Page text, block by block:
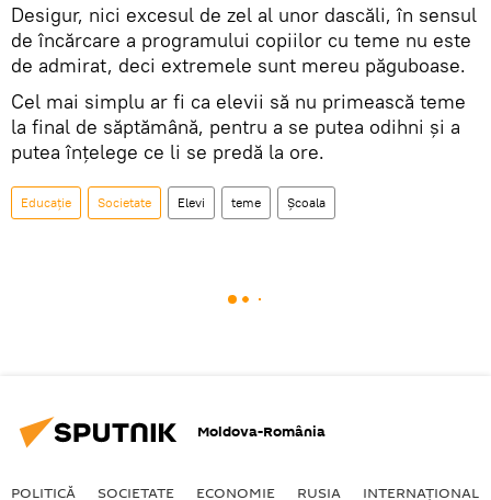
Desigur, nici excesul de zel al unor dascăli, în sensul
de încărcare a programului copiilor cu teme nu este
de admirat, deci extremele sunt mereu păguboase.
Cel mai simplu ar fi ca elevii să nu primească teme
la final de săptămână, pentru a se putea odihni şi a
putea înţelege ce li se predă la ore.
Educație Societate Elevi teme Școala
Moldova-România
POLITICĂ SOCIETATE ECONOMIE RUSIA INTERNAŢIONAL